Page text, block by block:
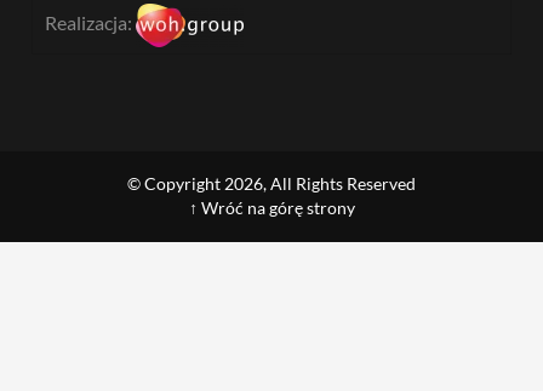
Realizacja:
© Copyright 2026, All Rights Reserved
↑ Wróć na górę strony